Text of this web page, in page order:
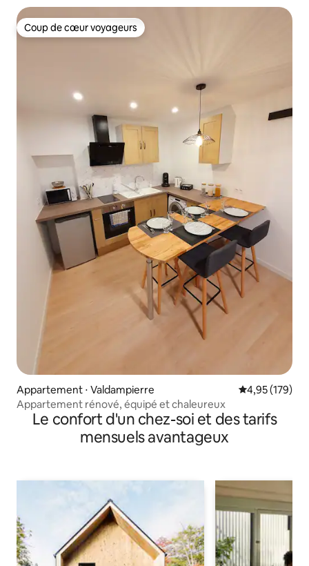
Coup de cœur voyageurs
Coup de cœur voyageurs
Appartement ⋅ Valdampierre Évaluation
4,95 (179)
Appartement rénové, équipé et chaleureux
Le confort d'un chez-soi et des tarifs
mensuels avantageux